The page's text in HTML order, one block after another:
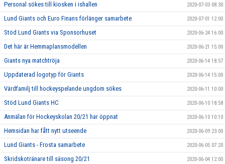
Personal sökes till kiosken i ishallen 2020-07-03 08:30
Lund Giants och Euro Finans förlänger samarbete 2020-07-01 12:00
Stöd Lund Giants via Sponsorhuset 2020-06-24 16:00
Det här är Hemmaplansmodellen 2020-06-21 15:00
Giants nya matchtröja 2020-06-14 18:57
Uppdaterad logotyp för Giants 2020-06-14 15:00
Värdfamilj till hockeyspelande ungdom sökes 2020-06-11 10:00
Stöd Lund Giants HC 2020-06-10 18:58
Anmälan för Hockeyskolan 20/21 har öppnat 2020-06-10 10:10
Hemsidan har fått nytt utseende 2020-06-09 23:00
Lund Giants - Frosta samarbete 2020-06-05 07:20
Skridskotränare till säsong 20/21 2020-06-04 12:00